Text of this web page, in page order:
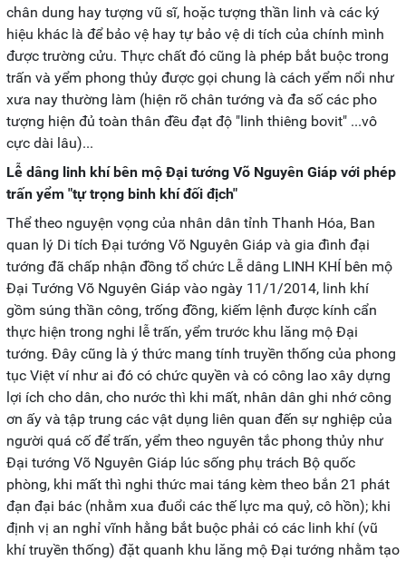
chân dung hay tượng vũ sĩ, hoặc tượng thần linh và các ký
hiệu khác là để bảo vệ hay tự bảo vệ di tích của chính mình
được trường cửu. Thực chất đó cũng là phép bắt buộc trong
trấn và yểm phong thủy được gọi chung là cách yểm nổi như
xưa nay thường làm (hiện rõ chân tướng và đa số các pho
tượng hiện đủ toàn thân đều đạt độ "linh thiêng bovit" ...vô
cực dài lâu)...
Lễ dâng linh khí bên mộ Đại tướng Võ Nguyên Giáp với phép
trấn yểm "tự trọng binh khí đối địch"
Thể theo nguyện vọng của nhân dân tỉnh Thanh Hóa, Ban
quan lý Di tích Đại tướng Võ Nguyên Giáp và gia đình đại
tướng đã chấp nhận đồng tổ chức Lễ dâng LINH KHÍ bên mộ
Đại Tướng Võ Nguyên Giáp vào ngày 11/1/2014, linh khí
gồm súng thần công, trống đồng, kiếm lệnh được kính cẩn
thực hiện trong nghi lễ trấn, yểm trước khu lăng mộ Đại
tướng. Đây cũng là ý thức mang tính truyền thống của phong
tục Việt ví như ai đó có chức quyền và có công lao xây dựng
lợi ích cho dân, cho nước thì khi mất, nhân dân ghi nhớ công
ơn ấy và tập trung các vật dụng liên quan đến sự nghiệp của
người quá cố để trấn, yểm theo nguyên tắc phong thủy như
Đại tướng Võ Nguyên Giáp lúc sống phụ trách Bộ quốc
phòng, khi mất thì nghi thức mai táng kèm theo bắn 21 phát
đạn đại bác (nhằm xua đuổi các thế lực ma quỷ, cô hồn); khi
định vị an nghỉ vĩnh hằng bắt buộc phải có các linh khí (vũ
khí truyền thống) đặt quanh khu lăng mộ Đại tướng nhằm tạo